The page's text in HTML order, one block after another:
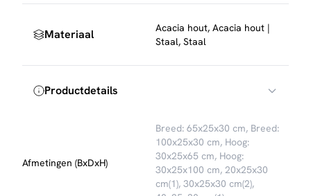
Materiaal
Acacia hout, Acacia hout |
Staal, Staal
Productdetails
Afmetingen (BxDxH)
Breed: 65x25x30 cm, Breed:
100x25x30 cm, Hoog:
30x25x65 cm, Hoog:
30x25x100 cm, 20x25x30
cm(1), 30x25x30 cm(2),